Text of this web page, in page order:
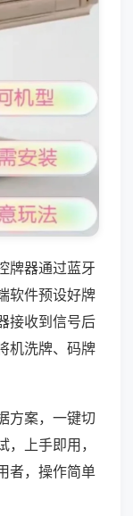
牌器通过蓝牙
软件预设好牌
接收到信号后
机洗牌、码牌
方案，一键切
上手即用，
者，操作简单